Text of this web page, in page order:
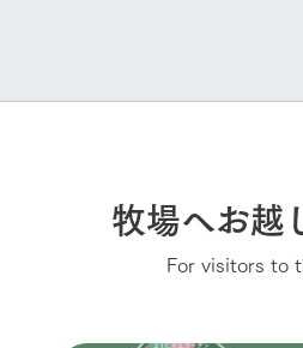
牧場へお越
For visitors to